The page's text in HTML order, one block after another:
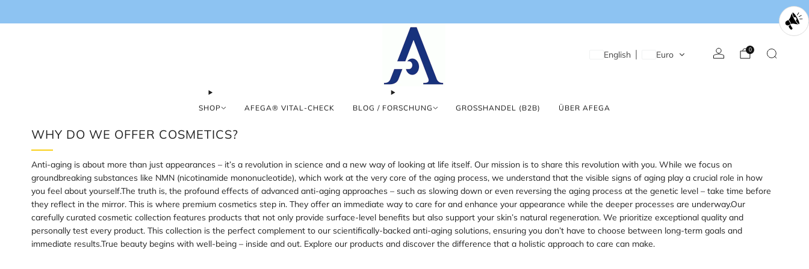
SHOP AFEGA® VITAL-CHECK BLOG / FORSCHUNG GROSSHANDEL (B2B) ÜBER AFEGA
English Euro 0
WHY DO WE OFFER COSMETICS?
Anti-aging is about more than just appearances – it’s a revolution in science and a new way of looking at life itself. Our mission is to share this revolution with you. While we focus on
groundbreaking substances like NMN (nicotinamide mononucleotide), which work at the very core of the aging process, we understand that the visible signs of aging play a crucial role in how
you feel about yourself.The truth is, the profound effects of advanced anti-aging approaches – such as slowing down or even reversing the aging process at the genetic level – take time before
they reflect in the mirror. This is where premium cosmetics step in. They offer an immediate way to care for and enhance your appearance while the deeper processes are underway.Our
carefully curated cosmetic collection features products that not only provide surface-level benefits but also support your skin’s natural regeneration. We prioritize exceptional quality and
personally test every product. This collection is the perfect complement to our scientifically-backed anti-aging solutions, ensuring you don’t have to choose between long-term goals and
immediate results.True beauty begins with well-being – inside and out. Explore our products and discover the difference that a holistic approach to care can make.